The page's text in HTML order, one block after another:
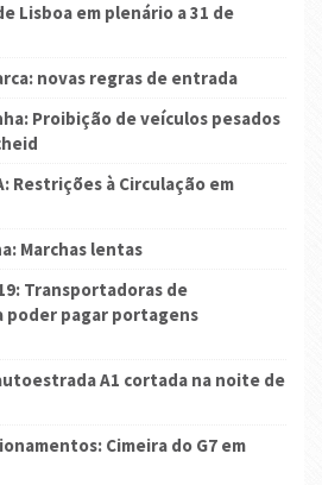
Lisboa em plenário a 31 de
novas regras de entrada
Proibição de veículos pesados
Restrições à Circulação em
Marchas lentas
Transportadoras de
poder pagar portagens
A1 cortada na noite de
Cimeira do G7 em